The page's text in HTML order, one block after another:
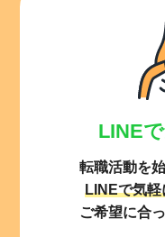
LINE
転職活動を
LINEで気軽
ご希望に合